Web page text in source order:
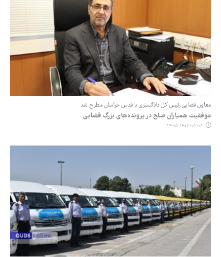
معاون قضایی رئیس کل دادگستری با قدس خراسان مطرح شد
موفقیت همیاران صلح در پرونده‌های بزرگ قضایی
۱۴۰۳-۰۲-۰۲ ۱۴:۱۵